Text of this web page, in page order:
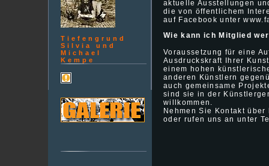
Tiefengrund
Silvia und
Michael
Kempe
aktuelle Ausstellungen
die von öffentlichem
auf Facebook unter
Wie kann ich Mitglied
Voraussetzung für eine
Ausdruckskraft Ihrer
einem hohen
anderen Künstlern
auch gemeinsame
sind sie in der
willkommen.
Nehmen Sie Kontakt
oder rufen uns an unter